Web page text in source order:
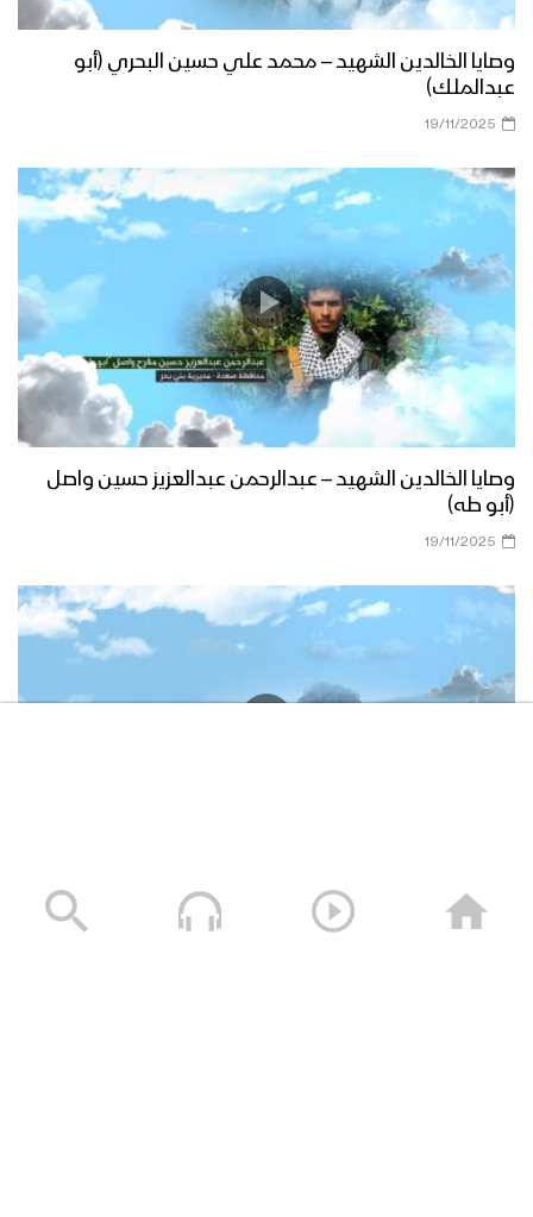
وصايا الخالدين الشهيد – محمد علي حسين البحري (أبو
عبدالملك)
19/11/2025
وصايا الخالدين الشهيد – عبدالرحمن عبدالعزيز حسين واصل
(أبو طه)
19/11/2025
وصايا الخالدين الشهيد – صالح عبدالله صالح جوين (أبو خليل)